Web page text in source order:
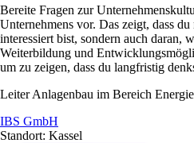
Bereite Fragen zur
Unternehmens vor. Das zeigt, dass
interessiert bist, sondern auch daran,
Weiterbildung und
um zu zeigen, dass du langfristig
Leiter Anlagenbau im Bereich
IBS GmbH
Standort: Kassel